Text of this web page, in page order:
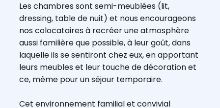
Les chambres sont semi-meublées (lit,
dressing, table de nuit) et nous encourageons
nos colocataires à recréer une atmosphère
aussi familière que possible, à leur goût, dans
laquelle ils se sentiront chez eux, en apportant
leurs meubles et leur touche de décoration et
ce, même pour un séjour temporaire.
Cet environnement familial et convivial